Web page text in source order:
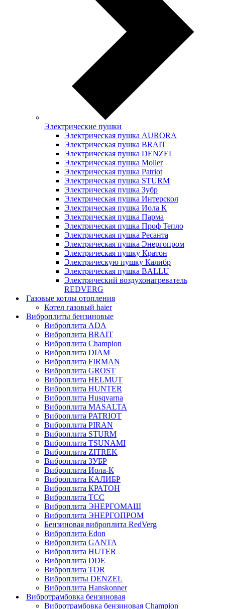
Электрические пушки
Электрическая пушка AURORA
Электрическая пушка BRAIT
Электрическая пушка DENZEL
Электрическая пушка Moller
Электрическая пушка Patriot
Электрическая пушка STURM
Электрическая пушка Зубр
Электрическая пушка Интерскол
Электрическая пушка Иола К
Электрическая пушка Парма
Электрическая пушка Проф Тепло
Электрическая пушка Ресанта
Электрическая пушка Энергопром
Электрическая пушку Кратон
Электрическую пушку Калибр
Электрическая пушка BALLU
Электрический воздухонагреватель
REDVERG
Газовые котлы отопления
Котел газовый haier
Виброплиты бензиновые
Виброплита ADA
Виброплита BRAIT
Виброплита Champion
Виброплита DIAM
Виброплита FIRMAN
Виброплита GROST
Виброплита HELMUT
Виброплита HUNTER
Виброплита Husqvarna
Виброплита MASALTA
Виброплита PATRIOT
Виброплита PIRAN
Виброплита STURM
Виброплита TSUNAMI
Виброплита ZITREK
Виброплита ЗУБР
Виброплита Иола-К
Виброплита КАЛИБР
Виброплита КРАТОН
Виброплита ТСС
Виброплита ЭНЕРГОМАШ
Виброплита ЭНЕРГОПРОМ
Бензиновая виброплита RedVerg
Виброплита Edon
Виброплита GANTA
Виброплита HUTER
Виброплита DDE
Виброплита TOR
Виброплиты DENZEL
Виброплита Hanskonner
Вибротрамбовка бензиновая
Вибротрамбовка бензиновая Champion